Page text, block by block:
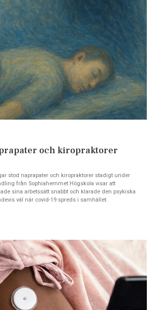
och kiropraktorer
stod naprapater och kiropraktorer stadigt under
från Sophiahemmet Högskola visar att
sina arbetssätt snabbt och klarade den psykiska
väl när covid-19 spreds i samhället.